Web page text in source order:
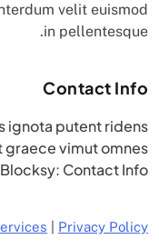
velit euismod
in pellentesque.
Contact Info
ignota putent ridens
vimut omnes.
Blocksy: Contact Info
Privacy Policy